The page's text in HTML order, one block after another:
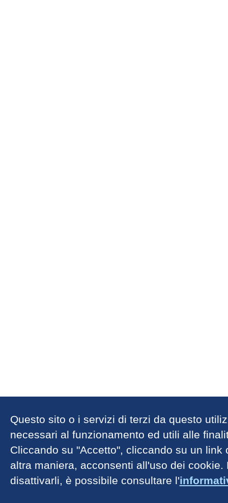
Questo sito o i servizi di terzi da questo
necessari al funzionamento ed utili alle
Cliccando su "Accetto", cliccando su un
altra maniera, acconsenti all'uso dei
disattivarli, è possibile consultare l'